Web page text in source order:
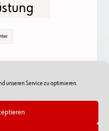
unseren Service zu optimieren.